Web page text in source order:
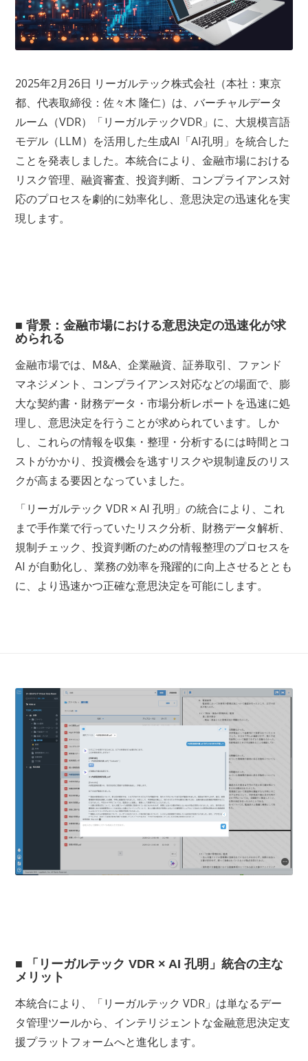
2025年2月26日 リーガルテック株式会社（本社：東京
都、代表取締役：佐々木 隆仁）は、バーチャルデータ
ルーム（VDR）「リーガルテックVDR」に、大規模言語
モデル（LLM）を活用した生成AI「AI孔明」を統合した
ことを発表しました。本統合により、金融市場における
リスク管理、融資審査、投資判断、コンプライアンス対
応のプロセスを劇的に効率化し、意思決定の迅速化を実
現します。
■ 背景：金融市場における意思決定の迅速化が求
められる
金融市場では、M&A、企業融資、証券取引、ファンド
マネジメント、コンプライアンス対応などの場面で、膨
大な契約書・財務データ・市場分析レポートを迅速に処
理し、意思決定を行うことが求められています。しか
し、これらの情報を収集・整理・分析するには時間とコ
ストがかかり、投資機会を逃すリスクや規制違反のリス
クが高まる要因となっていました。
「リーガルテック VDR × AI 孔明」の統合により、これ
まで手作業で行っていたリスク分析、財務データ解析、
規制チェック、投資判断のための情報整理のプロセスを
AI が自動化し、業務の効率を飛躍的に向上させるととも
に、より迅速かつ正確な意思決定を可能にします。
■ 「リーガルテック VDR × AI 孔明」統合の主な
メリット
本統合により、「リーガルテック VDR」は単なるデー
タ管理ツールから、インテリジェントな金融意思決定支
援プラットフォームへと進化します。